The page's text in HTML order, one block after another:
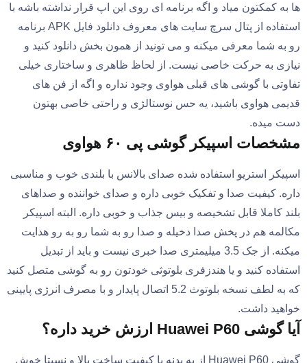
ها به کمکتون میاد و اگه برنامه ای روی این اپ قرار نداشته باشه با
استفاده از پتال سرچ سایت های معروف دانلود فایل APK برنامه
رو به شما معرفی میکنه و می تونید از همون بخش دانلود کنید و
نیازی به حرکت خاصی نیست. از لحاظ ظاهری و ساختاری خیلی
تفاوتی با گوشی های قبلی هواوی وجود نداره و اگه از فن های
قدیمی هواوی باشید، یه حس نوستالژی و راحتی خاصی بهتون
دست میده.
مشخصات اسپیکر گوشی پی ۶۰ هواوی
اسپیکر استریو استفاده شده صدای بالانس با بلندی خوب و مناسبی
داره. کیفیت صدا و تفکیک خوبی داره و صدای خواننده و صداهای
بلند کاملا قابل تشخیصه و بیس جذاب و خوبی داره. البته اسپیکر
مکالمه هم در پخش صدا دخیله و صدا رو به شما رو به رو هدایت
میکنه. از جک 3.5 میلیمتری صدا خبری نیست و باید از تبدیل
استفاده کنید و یا هندزفری بلوتوثی خودتون رو به گوشی متصل کنید
که به لطف نسخه بلوتوث 5.2 اتصال پایدار و با مصرف انرژی پایینی
خواهید داشت.
آیا گوشی Huawei P60 ارزش خرید داره؟
گوشی Huawei P60 از یه بدنه با کیفیت ساخت بالا و نسبتا خوش